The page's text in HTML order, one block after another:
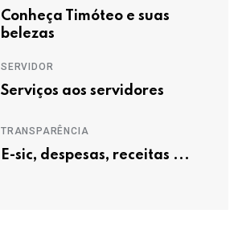
Conheça Timóteo e suas
belezas
SERVIDOR
Serviços aos servidores
TRANSPARÊNCIA
E-sic, despesas, receitas ...